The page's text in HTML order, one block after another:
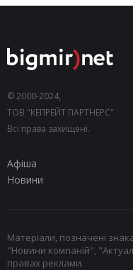
© 2000-2024,
ТОВ "КЕПРЕЙТ ПАРТНЕРС".
Всі права захищені.
Афіша
Новини
Матеріали, позначені
"Новини компаній",
правах реклами.